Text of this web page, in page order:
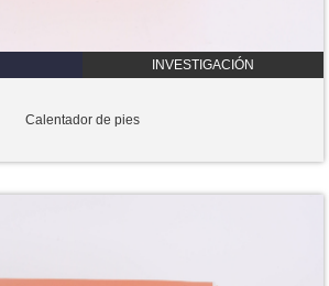
INVESTIGACIÓN
Calentador de pies